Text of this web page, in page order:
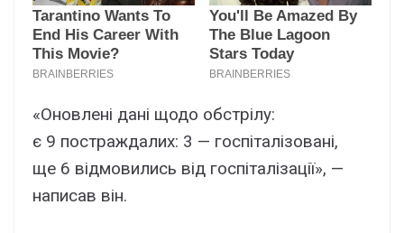
«Оновлені дані щодо обстрілу:
є 9 постраждалих: 3 — госпіталізовані,
ще 6 відмовились від госпіталізації», —
написав він.